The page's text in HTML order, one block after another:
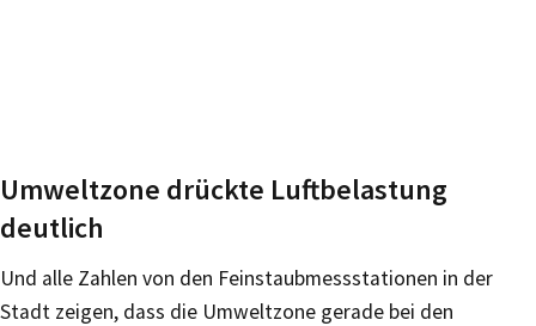
Umweltzone drückte Luftbelastung
deutlich
Und alle Zahlen von den Feinstaubmessstationen in der
Stadt zeigen, dass die Umweltzone gerade bei den